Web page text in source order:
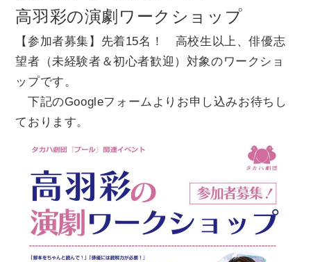
チケット
貸館情報
アクセス
サポートが必要な方へ
高羽彩の演劇ワークショップ
【参加者募集】先着15名！ 高校生以上、俳優志
望者（未経験者＆初心者歓迎）対象のワークショ
ップです。
下記のGoogleフォームよりお申し込みお待ちし
ております。